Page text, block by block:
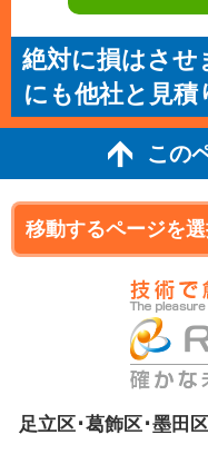
絶対に損はさせ
にも他社と見積
この
足立区･葛飾区･墨田